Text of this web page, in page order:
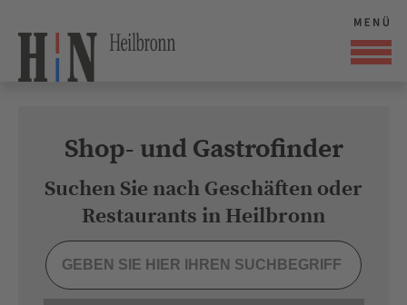
Shop- und Gastrofinder
Suchen Sie nach Geschäften oder
Restaurants in Heilbronn